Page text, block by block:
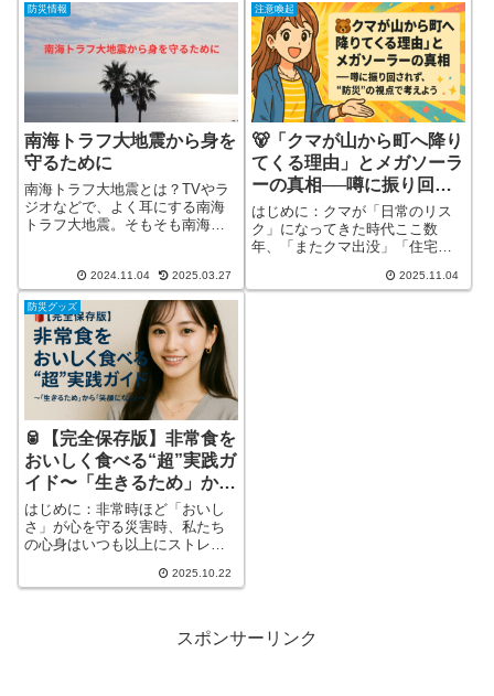
防災情報
南海トラフ大地震から身を
守るために
南海トラフ大地震とは？TVやラ
ジオなどで、よく耳にする南海
トラフ大地震。そもそも南海ト
た。動画もアップしてますので
（出典：中田敦彦さんのYouT詳
しく見る
2024.11.04 2025.03.27
注意喚起
🐻「クマが山から町へ降り
てくる理由」とメガソーラ
ーの真相──噂に振り回さ
れず、“防災”の視点で考え
よう
はじめに：クマが「日常のリス
ク」になってきた時代ここ数
年、「またクマ出没」「住宅街
うニュースが、本当に増えまし
2025.11.04
防災グッズ
🥫【完全保存版】非常食を
おいしく食べる“超”実践ガ
イド〜「生きるため」から
「笑顔になる」へ〜
はじめに：非常時ほど「おいし
さ」が心を守る災害時、私たち
の心身はいつも以上にストレス
（暑い）、不安で食欲が落ちる
2025.10.22
スポンサーリンク